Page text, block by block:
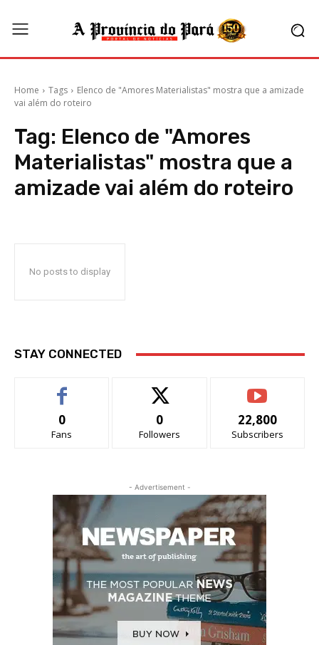
Home Tags
Elenco de "Amores Materialistas" mostra que a amizade
vai além do roteiro
Tag: Elenco de "Amores
Materialistas" mostra que a
amizade vai além do roteiro
No posts to display
STAY CONNECTED
0
Fans
0
Followers
22,800
Subscribers
- Advertisement -